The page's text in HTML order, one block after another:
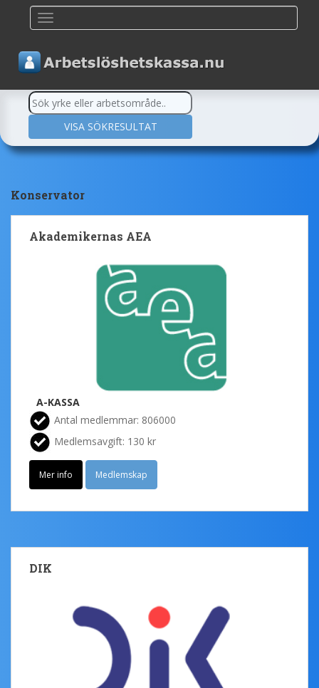
Konservator
Akademikernas AEA
A-KASSA
Antal medlemmar: 806000
Medlemsavgift: 130 kr
Mer info Medlemskap
DIK